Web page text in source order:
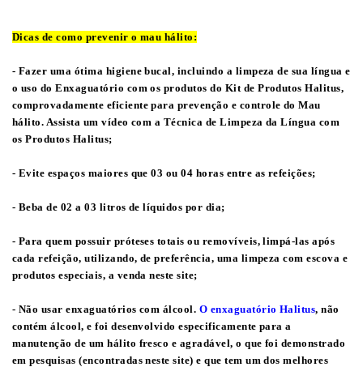
Dicas de como prevenir o mau hálito:
- Fazer uma ótima higiene bucal, incluindo a limpeza de sua língua e
o uso do Enxaguatório com os produtos do Kit de Produtos Halitus,
comprovadamente eficiente para prevenção e controle do Mau
hálito. Assista um vídeo com a Técnica de Limpeza da Língua com
os Produtos Halitus;
- Evite espaços maiores que 03 ou 04 horas entre as refeições;
- Beba de 02 a 03 litros de líquidos por dia;
- Para quem possuir próteses totais ou removíveis, limpá-las após
cada refeição, utilizando, de preferência, uma limpeza com escova e
produtos especiais, a venda neste site;
- Não usar enxaguatórios com álcool. O enxaguatório Halitus, não
contém álcool, e foi desenvolvido especificamente para a
manutenção de um hálito fresco e agradável, o que foi demonstrado
em pesquisas (encontradas neste site) e que tem um dos melhores